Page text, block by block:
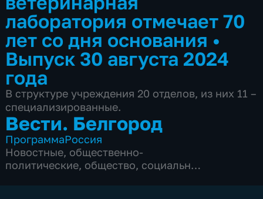
лаборатория отмечает 70
лет со дня основания •
Выпуск 30 августа 2024
года
В структуре учреждения 20 отделов, из них 11 –
специализированные.
Вести. Белгород
ПрограммаРоссия
Новостные, общественно-
политические, общество, социально-